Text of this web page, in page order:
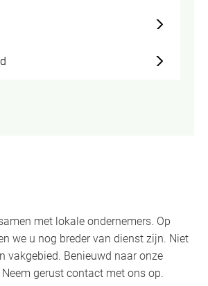
met lokale ondernemers. Op
we u nog breder van dienst zijn. Niet
vakgebied. Benieuwd naar onze
gerust contact met ons op.